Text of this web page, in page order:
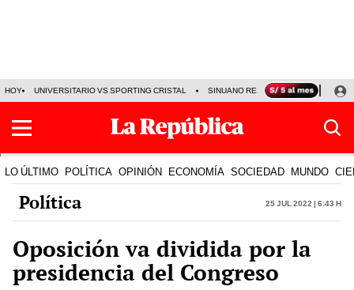
HOY UNIVERSITARIO VS SPORTING CRISTAL SINUANO RESULTADOS HOY
LO ÚLTIMO POLÍTICA OPINIÓN ECONOMÍA SOCIEDAD MUNDO
Política 25 Jul 2022 | 6:43 h
Oposición va dividida por la
presidencia del Congreso